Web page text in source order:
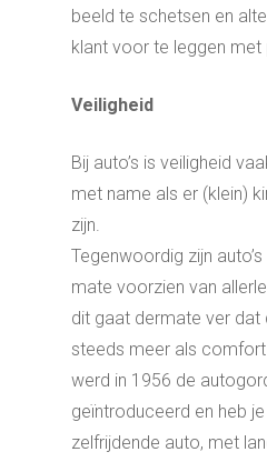
beeld te schetsen en
klant voor te leggen met
Veiligheid
Bij auto’s is veiligheid
met name als er (klein)
zijn.
Tegenwoordig zijn
mate voorzien van
dit gaat dermate ver dat
steeds meer als
werd in 1956 de
geïntroduceerd en heb
zelfrijdende auto, met